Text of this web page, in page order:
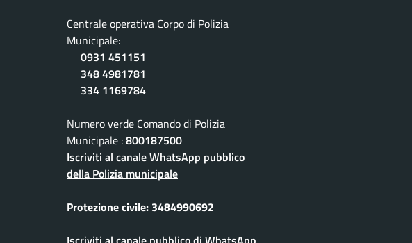
Centrale operativa Corpo di Polizia
Municipale:
0931 451151
348 4981781
334 1169784
Numero verde Comando di Polizia
Municipale :800187500
Iscriviti al canale WhatsApp pubblico
della Polizia municipale
Protezione civile: 3484990692